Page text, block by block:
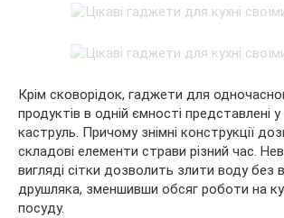
Крім сковорідок, гаджети для
продуктів в одній ємності представлені у
каструль. Причому знімні конструкції
складові елементи страви різний час.
вигляді сітки дозволить злити воду без
друшляка, зменшивши обсяг роботи на
посуду.